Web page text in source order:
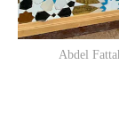
Abdel